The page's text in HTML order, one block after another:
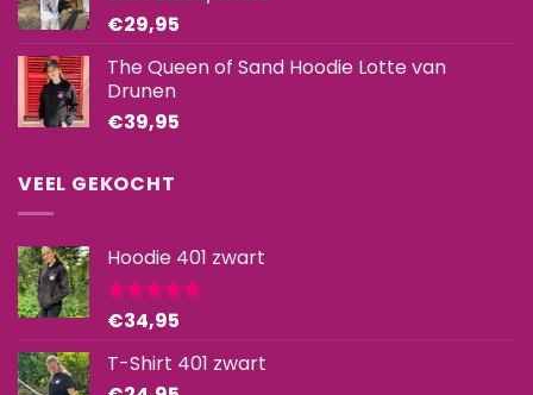
€29,95
The Queen of Sand Hoodie Lotte van
Drunen
€39,95
VEEL GEKOCHT
Hoodie 401 zwart
Gewaardeerd
€34,95
T-Shirt 401 zwart